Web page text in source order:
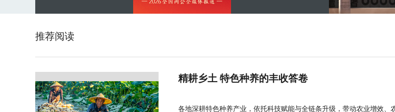
推荐阅读
精耕乡土 特色种养的丰收答卷
各地深耕特色种养产业，依托科技赋能与全链条升级，带动农业增效、